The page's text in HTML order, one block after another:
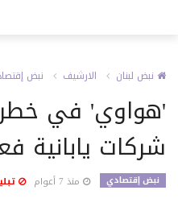
نبض لبنان الارشيف نبض
'هواوي' في
شركات يابانية
نبض إقتصادي منذ 7 أعوام